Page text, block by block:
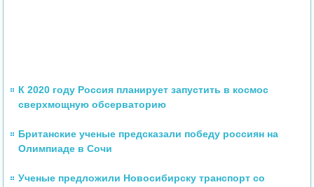
К 2020 году Россия планирует запустить в космос
сверхмощную обсерваторию
Британские ученые предсказали победу россиян на
Олимпиаде в Сочи
Ученые предложили Новосибирску транспорт со